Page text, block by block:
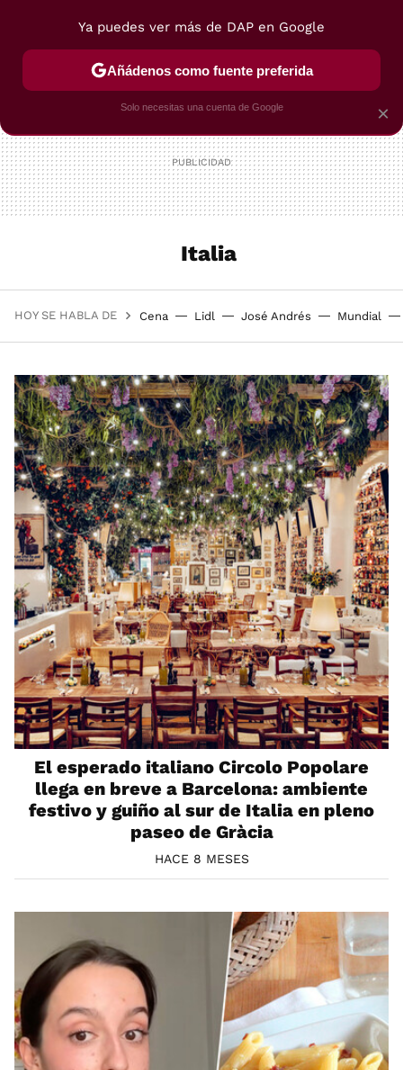
POSTRES VIAJES SELECCIÓN VEGUI
Italia
HOY SE HABLA DE Cena Lidl José Andrés Mundial
El esperado italiano Circolo Popolare
llega en breve a Barcelona: ambiente
festivo y guiño al sur de Italia en pleno
paseo de Gràcia
HACE 8 MESES
×
Ya puedes ver más de DAP en Google
Añádenos como fuente preferida
Solo necesitas una cuenta de Google